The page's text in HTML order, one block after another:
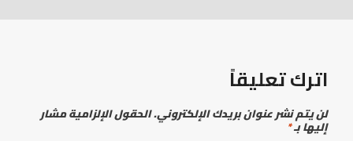
اترك تعليقاً
لن يتم نشر عنوان بريدك الإلكتروني.الحقول الإلزامية مشار
إليها بـ*